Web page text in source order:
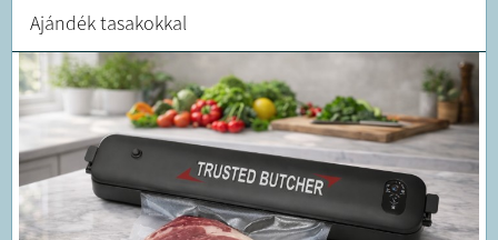
Ajándék tasakokkal